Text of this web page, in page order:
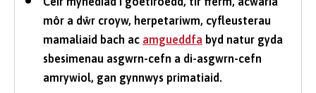
môr a dŵr croyw, herpetariwm, cyfleusterau
mamaliaid bach ac amgueddfa byd natur gyda
sbesimenau asgwrn-cefn a di-asgwrn-cefn
amrywiol, gan gynnwys primatiaid.